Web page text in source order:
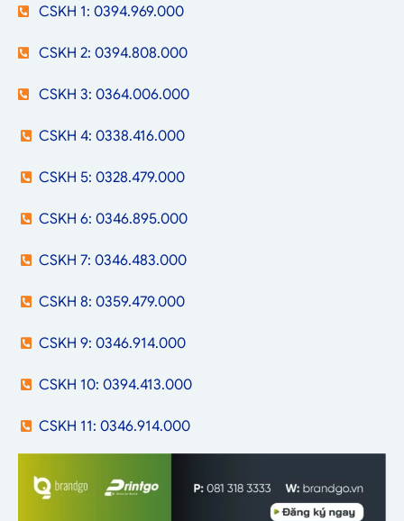
CSKH 1: 0394.969.000
CSKH 2: 0394.808.000
CSKH 3: 0364.006.000
CSKH 4: 0338.416.000
CSKH 5: 0328.479.000
CSKH 6: 0346.895.000
CSKH 7: 0346.483.000
CSKH 8: 0359.479.000
CSKH 9: 0346.914.000
CSKH 10: 0394.413.000
CSKH 11: 0346.914.000